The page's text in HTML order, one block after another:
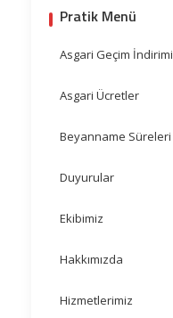
Pratik Menü
Asgari Geçim İndirimi
Asgari Ücretler
Beyanname Süreleri
Duyurular
Ekibimiz
Hakkımızda
Hizmetlerimiz